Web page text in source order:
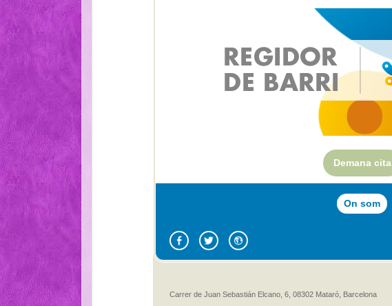
Demana cita
On som
Carrer de Juan Sebastián Elcano, 6, 08302 Mataró, Barcelona